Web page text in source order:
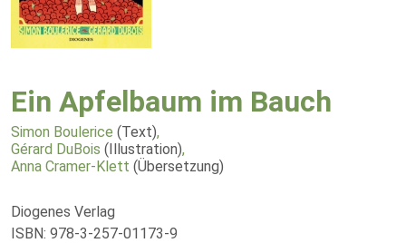
Ein Apfelbaum im Bauch
Simon Boulerice (Text),
Gérard DuBois (Illustration),
Anna Cramer-Klett (Übersetzung)
Diogenes Verlag
ISBN: 978-3-257-01173-9